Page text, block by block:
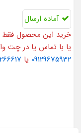
آماده ارسال
خرید این محصول فقط
یا با تماس یا در چت
09129675932 یا